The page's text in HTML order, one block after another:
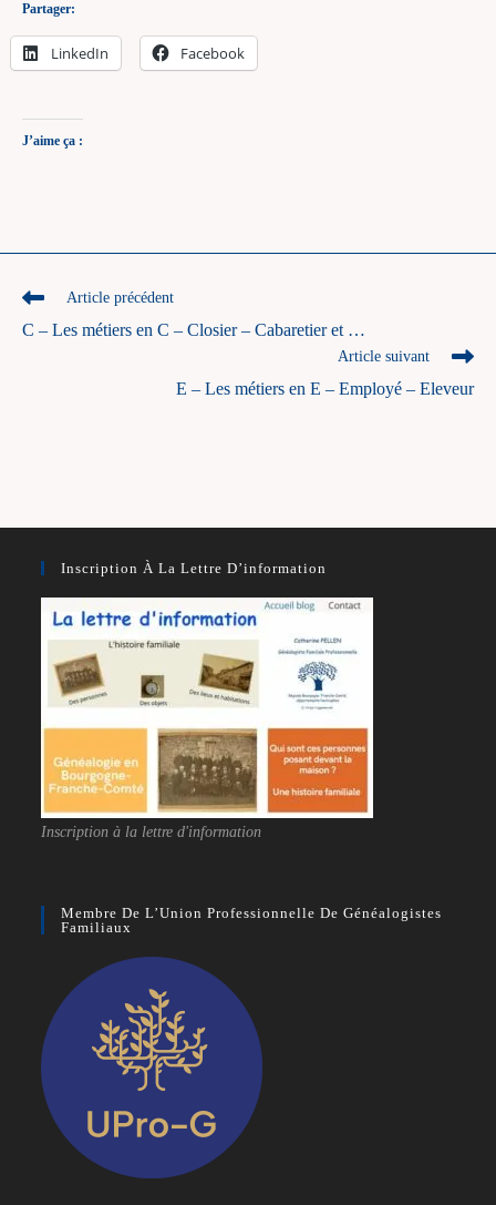
Partager:
LinkedIn Facebook
J’aime ça :
Read
articles
Article précédent
C – Les métiers en C – Closier – Cabaretier et …
Article suivant
E – Les métiers en E – Employé – Eleveur
Inscription À La Lettre D’information
Inscription à la lettre d'information
Membre De L’Union Professionnelle De Généalogistes
Familiaux